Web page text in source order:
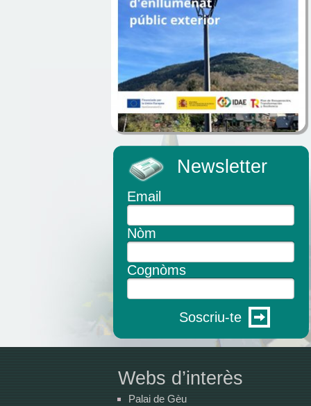
Newsletter
Email
Nòm
Cognòms
Soscriu-te
Webs d’interès
Palai de Gèu